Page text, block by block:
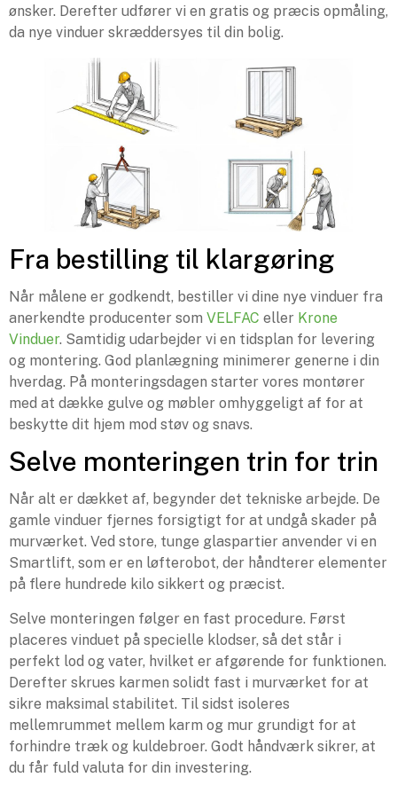
ønsker. Derefter udfører vi en gratis og præcis opmåling,
da nye vinduer skræddersyes til din bolig.
Fra bestilling til klargøring
Når målene er godkendt, bestiller vi dine nye vinduer fra
anerkendte producenter som VELFAC eller Krone
Vinduer. Samtidig udarbejder vi en tidsplan for levering
og montering. God planlægning minimerer generne i din
hverdag. På monteringsdagen starter vores montører
med at dække gulve og møbler omhyggeligt af for at
beskytte dit hjem mod støv og snavs.
Selve monteringen trin for trin
Når alt er dækket af, begynder det tekniske arbejde. De
gamle vinduer fjernes forsigtigt for at undgå skader på
murværket. Ved store, tunge glaspartier anvender vi en
Smartlift, som er en løfterobot, der håndterer elementer
på flere hundrede kilo sikkert og præcist.
Selve monteringen følger en fast procedure. Først
placeres vinduet på specielle klodser, så det står i
perfekt lod og vater, hvilket er afgørende for funktionen.
Derefter skrues karmen solidt fast i murværket for at
sikre maksimal stabilitet. Til sidst isoleres
mellemrummet mellem karm og mur grundigt for at
forhindre træk og kuldebroer. Godt håndværk sikrer, at
du får fuld valuta for din investering.